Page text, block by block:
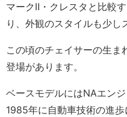
マークⅡ・クレスタと比較
り、外観のスタイルも少し
この頃のチェイサーの生ま
登場があります。
ベースモデルにはNAエン
1985年に自動車技術の進